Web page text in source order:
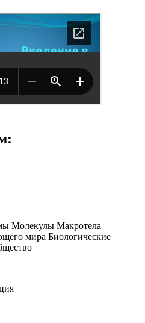
Молекулы Макротела
мира Биологические